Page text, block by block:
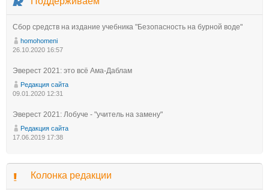
Сбор средств на издание учебника "Безопасность на бурной воде"
homohomeni
26.10.2020 16:57
Эверест 2021: это всё Ама-Даблам
Редакция сайта
09.01.2020 12:31
Эверест 2021: Лобуче - "учитель на замену"
Редакция сайта
17.06.2019 17:38
Колонка редакции